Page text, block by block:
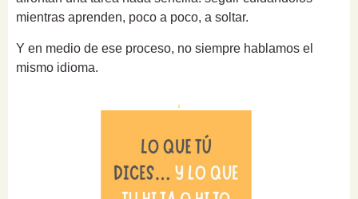
mientras aprenden, poco a poco, a soltar.
Y en medio de ese proceso, no siempre hablamos el
mismo idioma.